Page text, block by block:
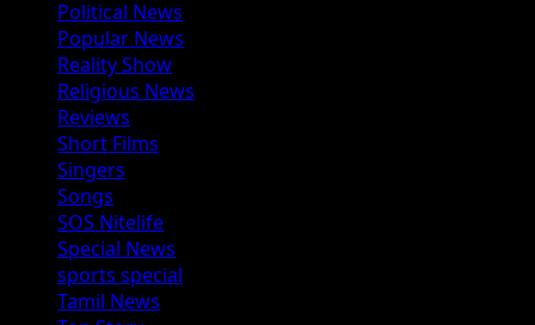
Political News
Popular News
Reality Show
Religious News
Reviews
Short Films
Singers
Songs
SOS Nitelife
Special News
sports special
Tamil News